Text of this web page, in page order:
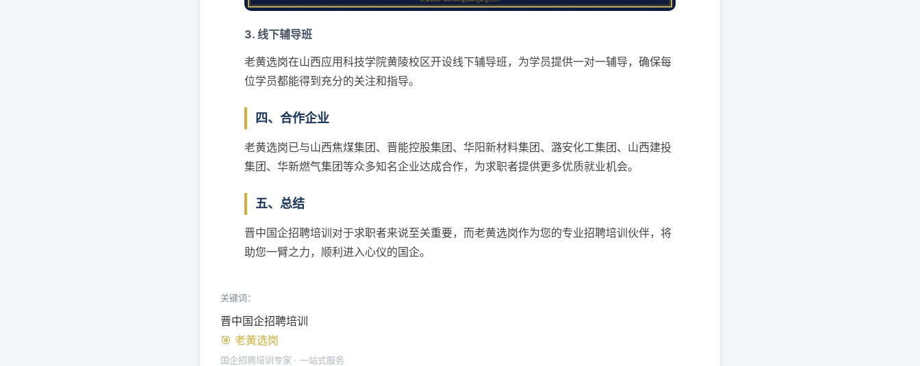
3. 线下辅导班
老黄选岗在山西应用科技学院黄陵校区开设线下辅导班，为学员提供一对一辅导，确保每
位学员都能得到充分的关注和指导。
四、合作企业
老黄选岗已与山西焦煤集团、晋能控股集团、华阳新材料集团、潞安化工集团、山西建投
集团、华新燃气集团等众多知名企业达成合作，为求职者提供更多优质就业机会。
五、总结
晋中国企招聘培训对于求职者来说至关重要，而老黄选岗作为您的专业招聘培训伙伴，将
助您一臂之力，顺利进入心仪的国企。
关键词：
晋中国企招聘培训
🎯 老黄选岗
国企招聘培训专家 · 一站式服务